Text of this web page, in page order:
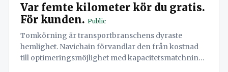
Var femte kilometer kör du gratis.
För kunden. Public
Tomkörning är transportbranschens dyraste
hemlighet. Navichain förvandlar den från kostnad
till optimeringsmöjlighet med kapacitetsmatchning